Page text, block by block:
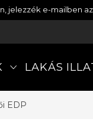
jelezzék e-mailben
LAKÁS
EDP